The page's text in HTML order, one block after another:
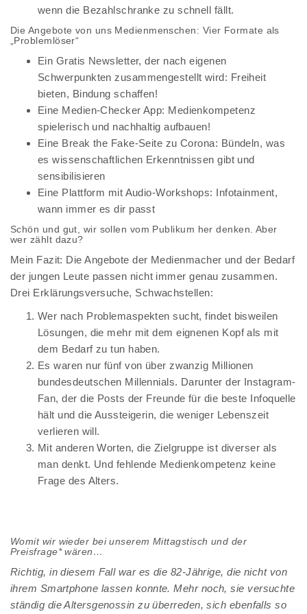
wenn die Bezahlschranke zu schnell fällt.
Die Angebote von uns Medienmenschen: Vier Formate als
„Problemlöser“
Ein Gratis Newsletter, der nach eigenen
Schwerpunkten zusammengestellt wird: Freiheit
bieten, Bindung schaffen!
Eine Medien-Checker App: Medienkompetenz
spielerisch und nachhaltig aufbauen!
Eine Break the Fake-Seite zu Corona: Bündeln, was
es wissenschaftlichen Erkenntnissen gibt und
sensibilisieren
Eine Plattform mit Audio-Workshops: Infotainment,
wann immer es dir passt
Schön und gut, wir sollen vom Publikum her denken. Aber
wer zählt dazu?
Mein Fazit: Die Angebote der Medienmacher und der Bedarf
der jungen Leute passen nicht immer genau zusammen.
Drei Erklärungsversuche, Schwachstellen:
Wer nach Problemaspekten sucht, findet bisweilen
Lösungen, die mehr mit dem eignenen Kopf als mit
dem Bedarf zu tun haben.
Es waren nur fünf von über zwanzig Millionen
bundesdeutschen Millennials. Darunter der Instagram-
Fan, der die Posts der Freunde für die beste Infoquelle
hält und die Aussteigerin, die weniger Lebenszeit
verlieren will.
Mit anderen Worten, die Zielgruppe ist diverser als
man denkt. Und fehlende Medienkompetenz keine
Frage des Alters.
Womit wir wieder bei unserem Mittagstisch und der
Preisfrage* wären…
Richtig, in diesem Fall war es die 82-Jährige, die nicht von
ihrem Smartphone lassen konnte. Mehr noch, sie versuchte
ständig die Altersgenossin zu überreden, sich ebenfalls so